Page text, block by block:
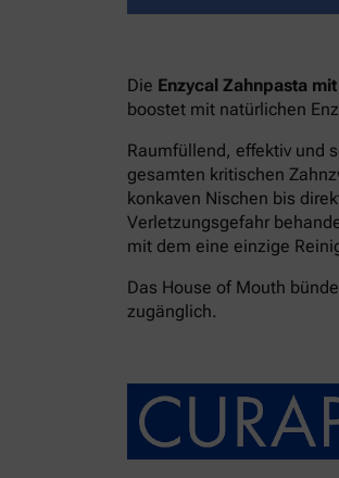
Die Enzycal Zahnpasta
boostet mit natürlichen
Raumfüllend, effektiv und
gesamten kritischen
konkaven Nischen bis
Verletzungsgefahr
mit dem eine einzige
Das House of Mouth
zugänglich.